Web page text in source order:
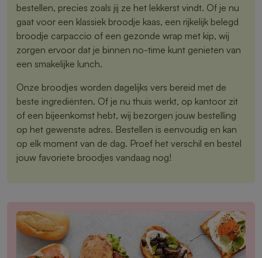
bestellen, precies zoals jij ze het lekkerst vindt. Of je nu
gaat voor een klassiek broodje kaas, een rijkelijk belegd
broodje carpaccio of een gezonde wrap met kip, wij
zorgen ervoor dat je binnen no-time kunt genieten van
een smakelijke lunch.
Onze broodjes worden dagelijks vers bereid met de
beste ingrediënten. Of je nu thuis werkt, op kantoor zit
of een bijeenkomst hebt, wij bezorgen jouw bestelling
op het gewenste adres. Bestellen is eenvoudig en kan
op elk moment van de dag. Proef het verschil en bestel
jouw favoriete broodjes vandaag nog!